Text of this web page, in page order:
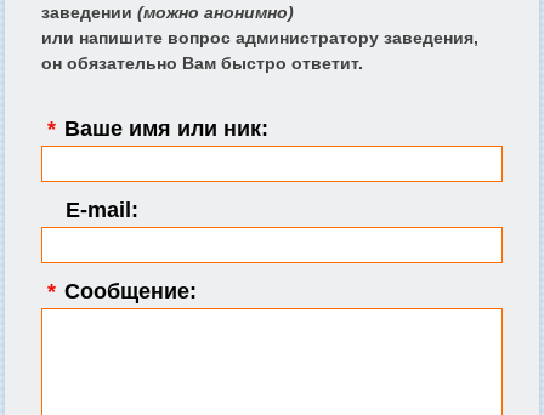
заведении (можно анонимно)
или напишите вопрос администратору заведения,
он обязательно Вам быстро ответит.
* Ваше имя или ник:
E-mail:
* Сообщение: